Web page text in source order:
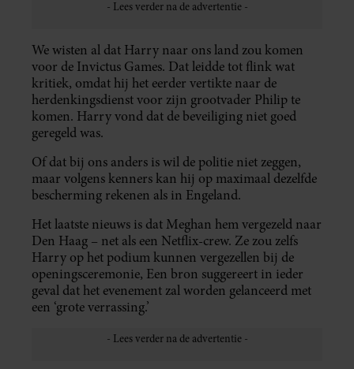
We wisten al dat Harry naar ons land zou komen
voor de Invictus Games. Dat leidde tot flink wat
kritiek, omdat hij het eerder vertikte naar de
herdenkingsdienst voor zijn grootvader Philip te
komen. Harry vond dat de beveiliging niet goed
geregeld was.
Of dat bij ons anders is wil de politie niet zeggen,
maar volgens kenners kan hij op maximaal dezelfde
bescherming rekenen als in Engeland.
Het laatste nieuws is dat Meghan hem vergezeld naar
Den Haag – net als een Netflix-crew. Ze zou zelfs
Harry op het podium kunnen vergezellen bij de
openingsceremonie, Een bron suggereert in ieder
geval dat het evenement zal worden gelanceerd met
een ‘grote verrassing.’